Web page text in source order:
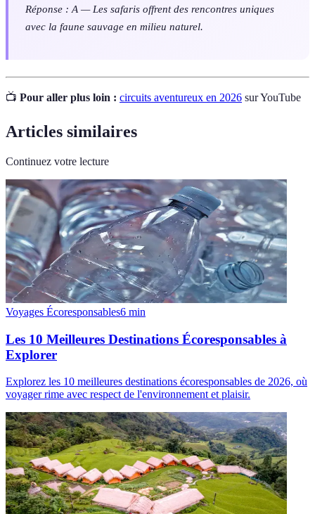
Réponse : A — Les safaris offrent des rencontres uniques
avec la faune sauvage en milieu naturel.
📺 Pour aller plus loin : circuits aventureux en 2026 sur YouTube
Articles similaires
Continuez votre lecture
Voyages Écoresponsables6 min
Les 10 Meilleures Destinations Écoresponsables à
Explorer
Explorez les 10 meilleures destinations écoresponsables de 2026, où
voyager rime avec respect de l'environnement et plaisir.